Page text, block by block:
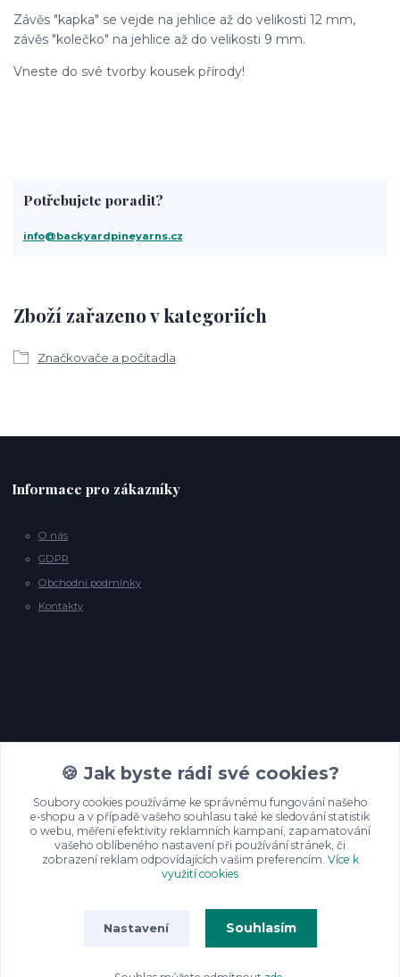
Závěs "kapka" se vejde na jehlice až do velikosti 12 mm,
závěs "kolečko" na jehlice až do velikosti 9 mm.
Vneste do své tvorby kousek přírody!
Zboží zařazeno v kategoriích
Značkovače a počítadla
Potřebujete poradit?
info@backyardpineyarns.cz
Informace pro zákazníky
O nás
GDPR
Obchodní podmínky
Kontakty
info@backyardpineyarns.cz
🍪 Jak byste rádi své cookies?
Soubory cookies používáme ke správnému fungování našeho
e-shopu a v případě vašeho souhlasu také ke sledování statistik
o webu, měření efektivity reklamních kampaní, zapamatování
vašeho oblíbeného nastavení při používání stránek, či
zobrazení reklam odpovídajících vašim preferencím. Více k
využití cookies
Nastavení Souhlasím